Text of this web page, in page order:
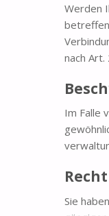
Werden
nach Art.
Im Falle
Sie